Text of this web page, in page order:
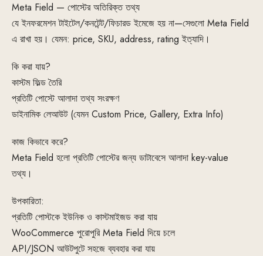
Meta Field — পোস্টের অতিরিক্ত তথ্য
যে ইনফরমেশন টাইটেল/কনটেন্ট/ফিচারড ইমেজে হয় না—সেগুলো Meta Field
এ রাখা হয়। যেমন: price, SKU, address, rating ইত্যাদি।
কি করা যায়?
কাস্টম ফিল্ড তৈরি
প্রতিটি পোস্টে আলাদা তথ্য সংরক্ষণ
ডাইনামিক লেআউট (যেমন Custom Price, Gallery, Extra Info)
কাজ কিভাবে করে?
Meta Field হলো প্রতিটি পোস্টের জন্য ডাটাবেসে আলাদা key-value
তথ্য।
উপকারিতা:
প্রতিটি পোস্টকে ইউনিক ও কাস্টমাইজড করা যায়
WooCommerce পুরোপুরি Meta Field দিয়ে চলে
API/JSON আউটপুটে সহজে ব্যবহার করা যায়